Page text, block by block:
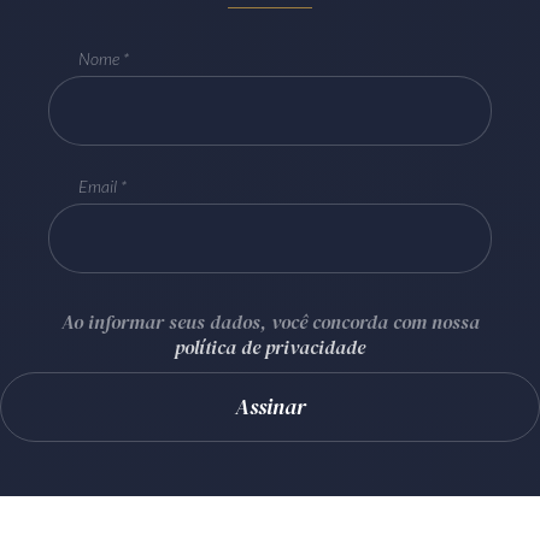
Nome
Email
Ao informar seus dados, você concorda com nossa
política de privacidade